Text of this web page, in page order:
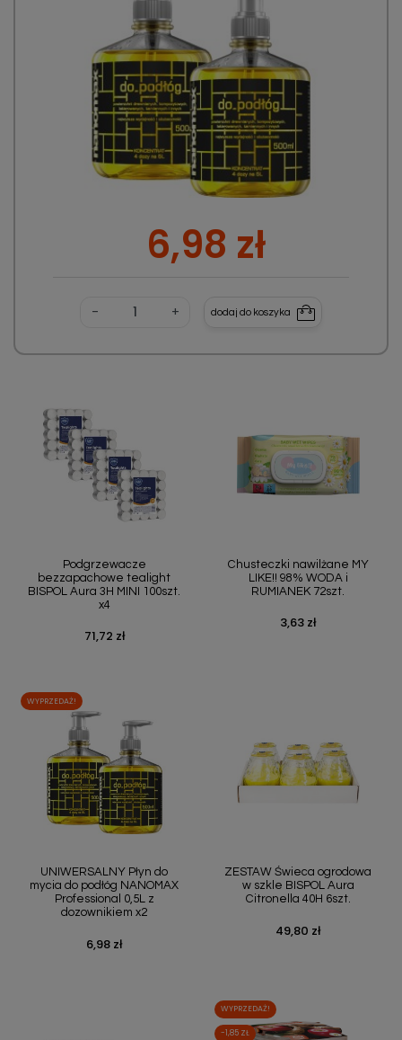
6,98 zł
- + dodaj do koszyka
Podgrzewacze
bezzapachowe tealight
BISPOL Aura 3H MINI 100szt.
x4
Cena
71,72 zł
Chusteczki nawilżane MY
LIKE!! 98% WODA i
RUMIANEK 72szt.
Cena
3,63 zł
UNIWERSALNY Płyn do
mycia do podłóg NANOMAX
Professional 0,5L z
dozownikiem x2
Cena
6,98 zł
WYPRZEDAŻ!
ZESTAW Świeca ogrodowa
w szkle BISPOL Aura
Citronella 40H 6szt.
Cena
49,80 zł
-1,85 ZŁ
WYPRZEDAŻ!